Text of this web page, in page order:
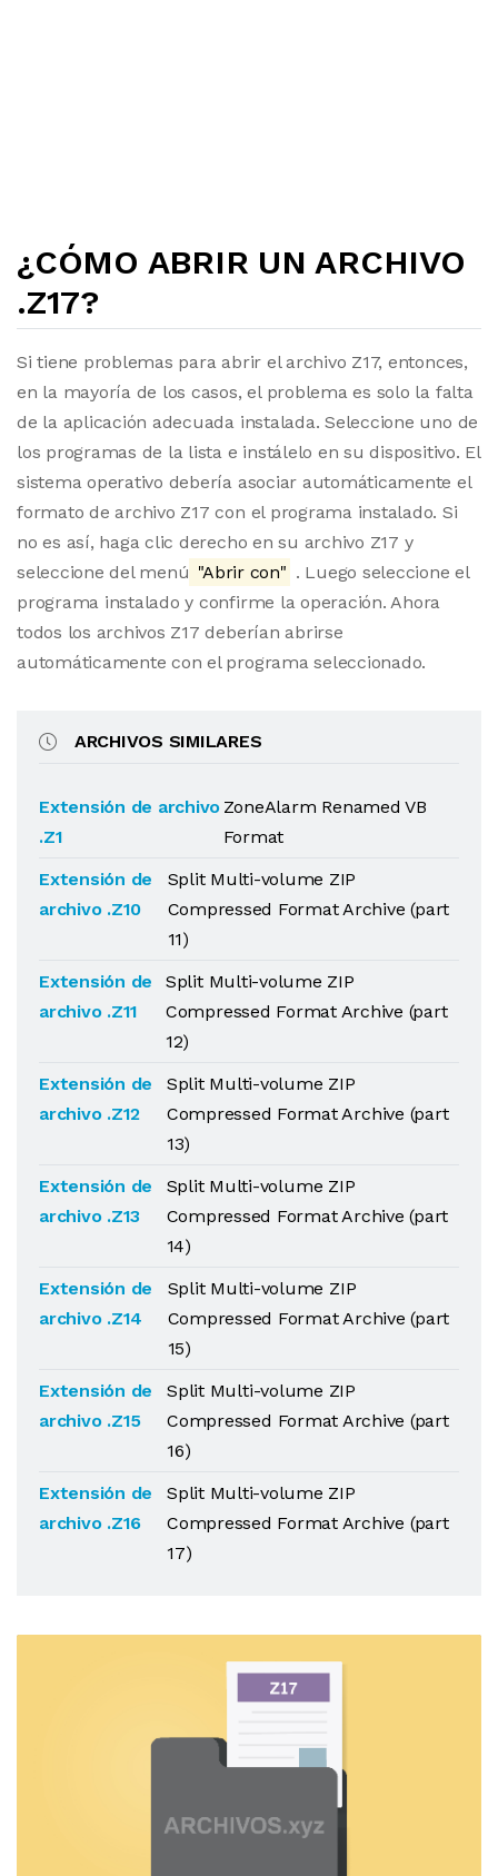
¿CÓMO ABRIR UN ARCHIVO
.Z17?
Si tiene problemas para abrir el archivo Z17, entonces,
en la mayoría de los casos, el problema es solo la falta
de la aplicación adecuada instalada. Seleccione uno de
los programas de la lista e instálelo en su dispositivo. El
sistema operativo debería asociar automáticamente el
formato de archivo Z17 con el programa instalado. Si
no es así, haga clic derecho en su archivo Z17 y
seleccione del menú "Abrir con" . Luego seleccione el
programa instalado y confirme la operación. Ahora
todos los archivos Z17 deberían abrirse
automáticamente con el programa seleccionado.
ARCHIVOS SIMILARES
Extensión de archivo
.Z1
ZoneAlarm Renamed VB
Format
Extensión de
archivo .Z10
Split Multi-volume ZIP
Compressed Format Archive (part
11)
Extensión de
archivo .Z11
Split Multi-volume ZIP
Compressed Format Archive (part
12)
Extensión de
archivo .Z12
Split Multi-volume ZIP
Compressed Format Archive (part
13)
Extensión de
archivo .Z13
Split Multi-volume ZIP
Compressed Format Archive (part
14)
Extensión de
archivo .Z14
Split Multi-volume ZIP
Compressed Format Archive (part
15)
Extensión de
archivo .Z15
Split Multi-volume ZIP
Compressed Format Archive (part
16)
Extensión de
archivo .Z16
Split Multi-volume ZIP
Compressed Format Archive (part
17)